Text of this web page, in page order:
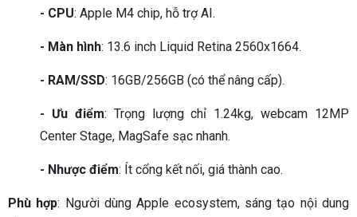
- CPU: Apple M4 chip, hỗ trợ AI.
- Màn hình: 13.6 inch Liquid Retina 2560x1664.
- RAM/SSD: 16GB/256GB (có thể nâng cấp).
- Ưu điểm: Trọng lượng chỉ 1.24kg, webcam 12MP
Center Stage, MagSafe sạc nhanh.
- Nhược điểm: Ít cổng kết nối, giá thành cao.
Phù hợp: Người dùng Apple ecosystem, sáng tạo nội dung